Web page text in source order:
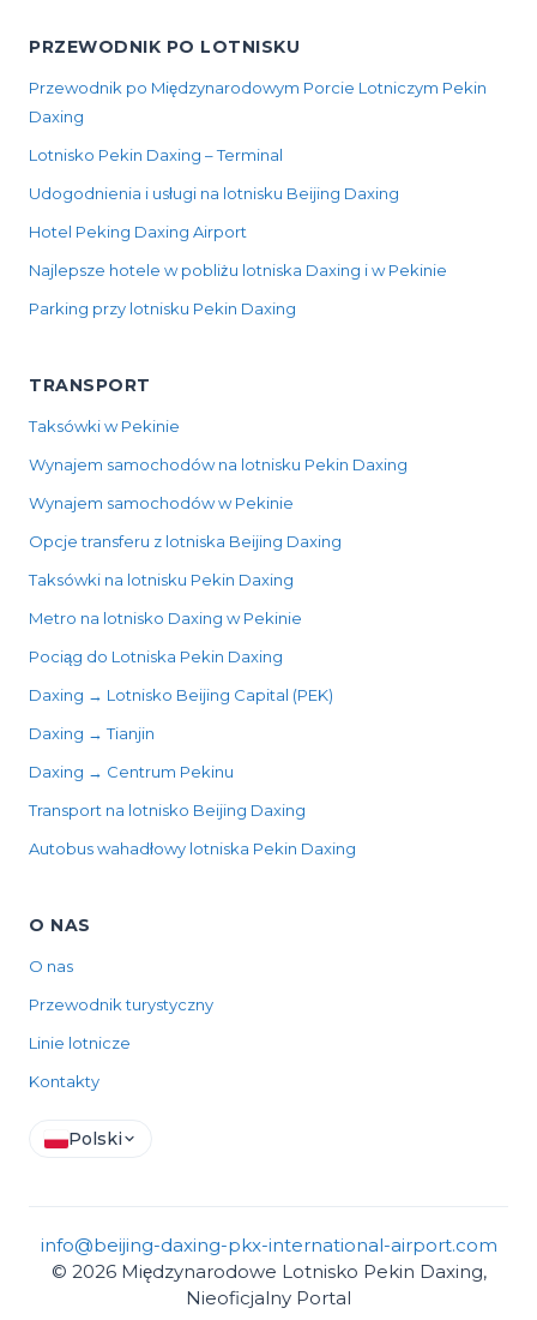
PRZEWODNIK PO LOTNISKU
Przewodnik po Międzynarodowym Porcie Lotniczym Pekin
Daxing
Lotnisko Pekin Daxing – Terminal
Udogodnienia i usługi na lotnisku Beijing Daxing
Hotel Peking Daxing Airport
Najlepsze hotele w pobliżu lotniska Daxing i w Pekinie
Parking przy lotnisku Pekin Daxing
TRANSPORT
Taksówki w Pekinie
Wynajem samochodów na lotnisku Pekin Daxing
Wynajem samochodów w Pekinie
Opcje transferu z lotniska Beijing Daxing
Taksówki na lotnisku Pekin Daxing
Metro na lotnisko Daxing w Pekinie
Pociąg do Lotniska Pekin Daxing
Daxing → Lotnisko Beijing Capital (PEK)
Daxing → Tianjin
Daxing → Centrum Pekinu
Transport na lotnisko Beijing Daxing
Autobus wahadłowy lotniska Pekin Daxing
O NAS
O nas
Przewodnik turystyczny
Linie lotnicze
Kontakty
Polski
info@beijing-daxing-pkx-international-airport.com
© 2026 Międzynarodowe Lotnisko Pekin Daxing,
Nieoficjalny Portal